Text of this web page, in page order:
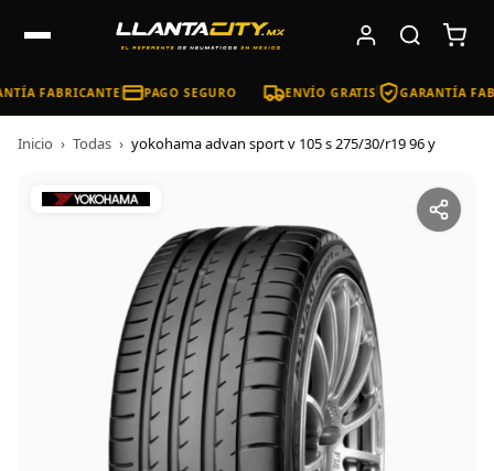
FABRICANTE PAGO SEGURO ENVÍO GRATIS GARANTÍA
Inicio › Todas › yokohama advan sport v 105 s 275/30/r19 96 y